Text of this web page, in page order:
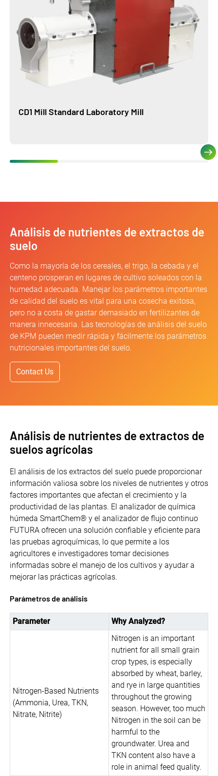
CD1 Mill Standard Laboratory Mill
Análisis de nutrientes de extractos de
suelo
Como la mayoría de los cereales, el trigo, la cebada y el
centeno prosperan en lugares de cultivo soleados con la
humedad adecuada. Manejar los parámetros importantes
de calidad del suelo es vital para una cosecha exitosa,
pero no a costa de gastar demasiado en fertilizantes de
manera innecesaria. Las tecnologías de análisis del suelo
de KPM pueden medir rápida y fácilmente los parámetros
nutricionales importantes del suelo.
Contact Us
Análisis de nutrientes de extractos de
suelos agrícolas
El análisis de los extractos del suelo puede proporcionar
información valiosa sobre los niveles de nutrientes y otros
factores importantes que afectan el crecimiento y la
productividad de las plantas. El analizador de química
húmeda SmartChem® y el analizador de flujo continuo
FUTURA ofrecen una solución confiable y eficiente para
las pruebas agroquímicas, lo que permite a los
agricultores e investigadores tomar decisiones
informadas sobre el manejo de los cultivos y ayudar a
mejorar las prácticas agrícolas.
Parámetros de análisis
Parameter Why Analyzed?
Nitrogen-Based Nutrients
(Ammonia, Urea, TKN,
Nitrate, Nitrite)
Nitrogen is an important
nutrient for all small grain
crop types, is especially
absorbed by wheat, barley,
and rye in large quantities
throughout the growing
season. However, too much
Nitrogen in the soil can be
harmful to the
groundwater. Urea and
TKN content also have a
role in animal feed quality.